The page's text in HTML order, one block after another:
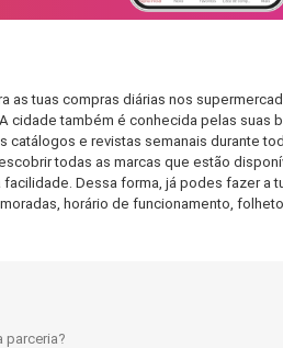
tuas compras diárias nos
também é conhecida pelas suas
e revistas semanais durante
todas as marcas que estão
Dessa forma, já podes fazer a
horário de funcionamento,
parceria?